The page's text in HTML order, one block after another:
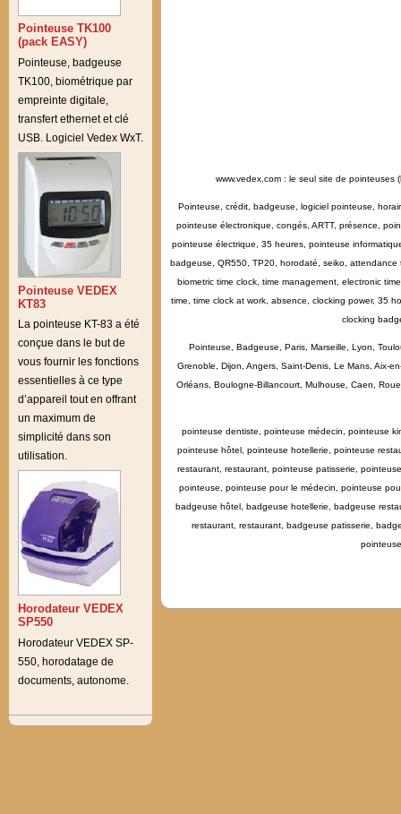
Pointeuse TK100
(pack EASY)
Pointeuse, badgeuse
TK100, biométrique par
empreinte digitale,
transfert ethernet et clé
USB. Logiciel Vedex WxT.
Pointeuse VEDEX
KT83
La pointeuse KT-83 a été
conçue dans le but de
vous fournir les fonctions
essentielles à ce type
d’appareil tout en offrant
un maximum de
simplicité dans son
utilisation.
Horodateur VEDEX
SP550
Horodateur VEDEX SP-
550, horodatage de
documents, autonome.
www.vedex.com : le seul site de pointeuses
Pointeuse, crédit, badgeuse, logiciel pointeuse,
pointeuse électronique, congés, ARTT, présence,
pointeuse électrique, 35 heures, pointeuse
badgeuse, QR550, TP20, horodaté, seiko, attendance
biometric time clock, time management, electronic
time, time clock at work, absence, clocking power, 35
clocking
Pointeuse, Badgeuse, Paris, Marseille, Lyon,
Grenoble, Dijon, Angers, Saint-Denis, Le Mans, Aix-
Orléans, Boulogne-Billancourt, Mulhouse, Caen,
pointeuse dentiste, pointeuse médecin, pointeuse
pointeuse hôtel, pointeuse hotellerie, pointeuse
restaurant, restaurant, pointeuse patisserie,
pointeuse, pointeuse pour le médecin, pointeuse
badgeuse hôtel, badgeuse hotellerie, badgeuse
restaurant, restaurant, badgeuse patisserie,